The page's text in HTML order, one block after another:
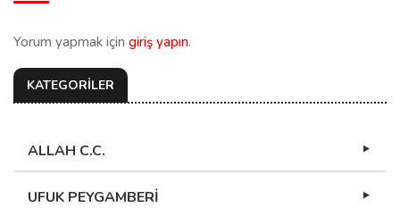
Yorum yapmak için giriş yapın.
KATEGORİLER
ALLAH C.C.
UFUK PEYGAMBERİ